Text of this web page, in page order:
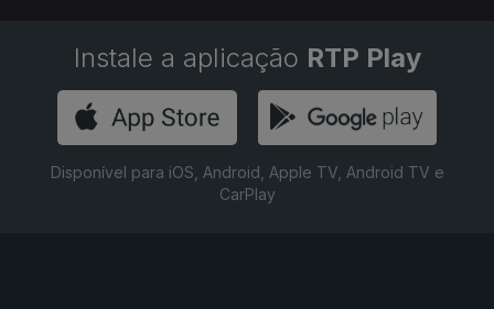
Instale a aplicação RTP Play
Disponível para iOS, Android, Apple TV, Android TV e
CarPlay